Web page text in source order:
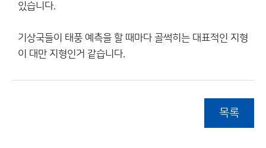
있습니다.
기상국들이 태풍 예측을 할 때마다 골썩히는 대표적인 지형
이 대만 지형인거 같습니다.
목록